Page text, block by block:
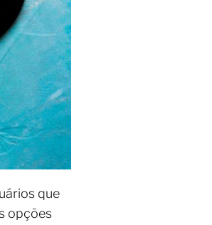
que
opções